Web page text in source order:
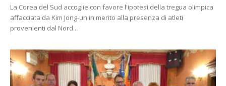
La Corea del Sud accoglie con favore l'ipotesi della tregua olimpica
affacciata da Kim Jong-un in merito alla presenza di atleti
provenienti dal Nord...